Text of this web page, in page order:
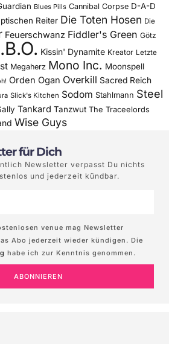
Blues Pills Cannibal Corpse D-A-D
Reiter Die Toten Hosen Die
Feuerschwanz Fiddler's Green Götz
Kissin' Dynamite Kreator Letzte
Megaherz Mono Inc. Moonspell
Orden Ogan Overkill Sacred Reich
Slick's Kitchen Sodom Stahlmann Steel
Tankard Tanzwut The Traceelords
Wise Guys
für Dich
Newsletter verpasst Du nichts
und jederzeit kündbar.
venue mag Newsletter
Abo jederzeit wieder kündigen. Die
habe ich zur Kenntnis genommen.
ABONNIEREN